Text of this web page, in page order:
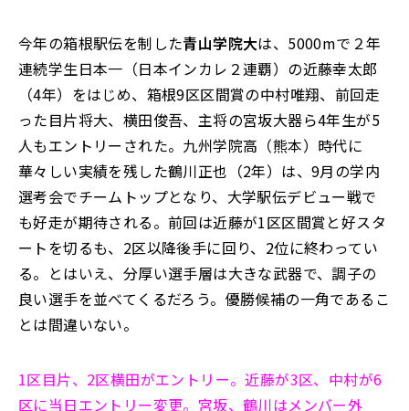
今年の箱根駅伝を制した青山学院大は、5000mで２年
連続学生日本一（日本インカレ２連覇）の近藤幸太郎
（4年）をはじめ、箱根9区区間賞の中村唯翔、前回走
った目片将大、横田俊吾、主将の宮坂大器ら4年生が5
人もエントリーされた。九州学院高（熊本）時代に
華々しい実績を残した鶴川正也（2年）は、9月の学内
選考会でチームトップとなり、大学駅伝デビュー戦で
も好走が期待される。前回は近藤が1区区間賞と好スタ
ートを切るも、2区以降後手に回り、2位に終わってい
る。とはいえ、分厚い選手層は大きな武器で、調子の
良い選手を並べてくるだろう。優勝候補の一角であるこ
とは間違いない。
1区目片、2区横田がエントリー。近藤が3区、中村が6
区に当日エントリー変更。宮坂、鶴川はメンバー外